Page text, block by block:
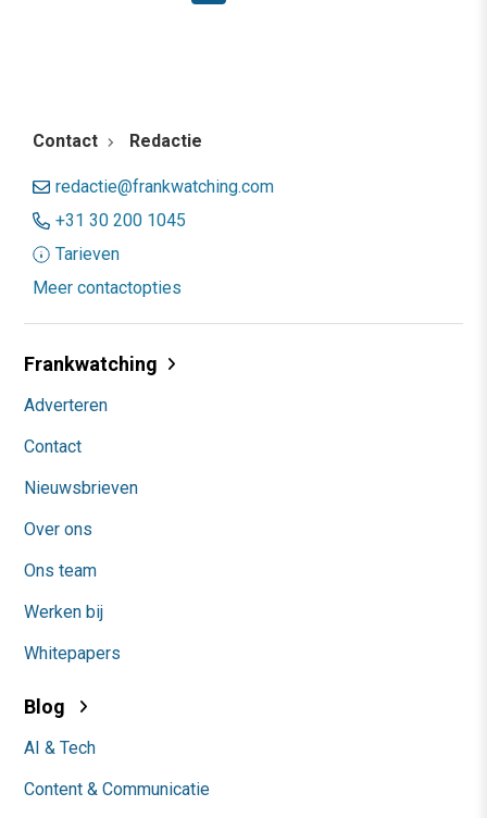
Contact Redactie
redactie@frankwatching.com
+31 30 200 1045
Tarieven
Meer contactopties
Frankwatching
Adverteren
Contact
Nieuwsbrieven
Over ons
Ons team
Werken bij
Whitepapers
Blog
AI & Tech
Content & Communicatie